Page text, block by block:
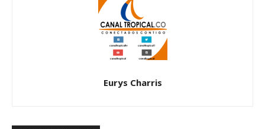
Eurys Charris